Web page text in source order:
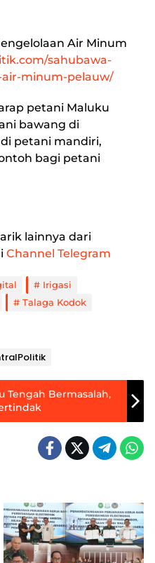
Air Minum
sahubawa-
minum-pelauw/
petani Maluku
bawang di
petani mandiri,
bagi petani
lainnya dari
Channel Telegram
Irigasi
Talaga Kodok
Tengah Bermasalah,